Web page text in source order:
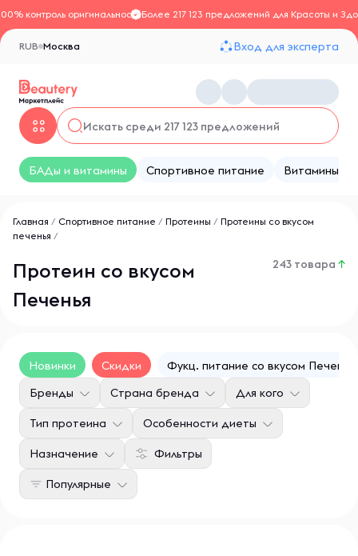
контроль оригинальностиБолее 217 123 предложений для Красоты и
Москва
RUB Вход для эксперта
БАДы и витамины Спортивное питание Витамины
Главная / Спортивное питание / Протеины / Протеины со вкусом
печенья /
Протеин со вкусом
Печенья
243 товара ↑
Новинки Скидки Фукц. питание со вкусом Печенья
Фильтры
Бренды Страна бренда Для кого
Тип протеина Особенности диеты
Назначение
Популярные